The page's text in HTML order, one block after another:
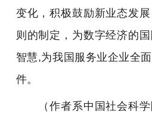
变化，积极鼓励新业态发
则的制定，为数字经济的
智慧,为我国服务业企业全
件。
（作者系中国社会科学